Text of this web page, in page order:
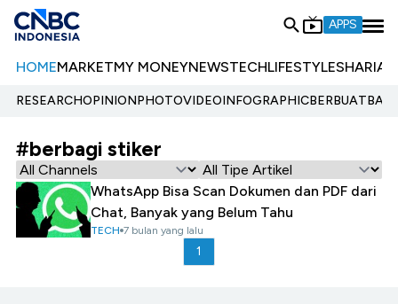
APPS
HOMEMARKETMY MONEYNEWSTECHLIFESTYLESHARIA
RESEARCHOPINIONPHOTOVIDEOINFOGRAPHIC
#berbagi stiker
WhatsApp Bisa Scan Dokumen dan PDF dari
Chat, Banyak yang Belum Tahu
TECH 7 bulan yang lalu
1